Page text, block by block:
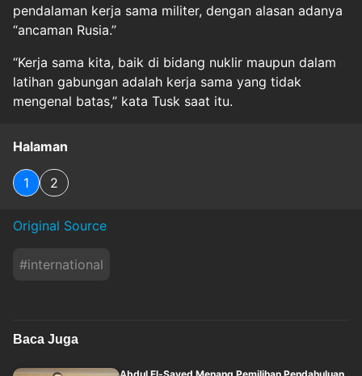
pendalaman kerja sama militer, dengan alasan adanya
“ancaman Rusia.”
“Kerja sama kita, baik di bidang nuklir maupun dalam
latihan gabungan adalah kerja sama yang tidak
mengenal batas,” kata Tusk saat itu.
Halaman
1 2
Original Source
#international
Baca Juga